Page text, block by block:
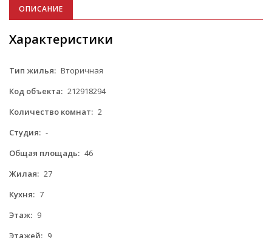
ОПИСАНИЕ
Характеристики
Тип жилья: Вторичная
Код объекта: 212918294
Количество комнат: 2
Студия: -
Общая площадь: 46
Жилая: 27
Кухня: 7
Этаж: 9
Этажей: 9